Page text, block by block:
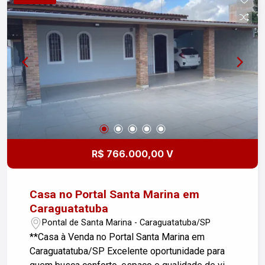
Terminal Rodoviário e diversos comércios,
escolas e serviços. Bairro residencial, tranquilo e
com fácil acesso às praias e ao centro da
cidade.Agende sua visita e venha conhecer de
perto!
R$ 766.000,00 V
Casa no Portal Santa Marina em
Caraguatatuba
Pontal de Santa Marina - Caraguatatuba/SP
**Casa à Venda no Portal Santa Marina em
Caraguatatuba/SP Excelente oportunidade para